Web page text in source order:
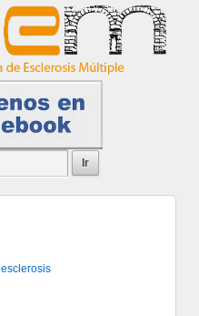
esclerosis